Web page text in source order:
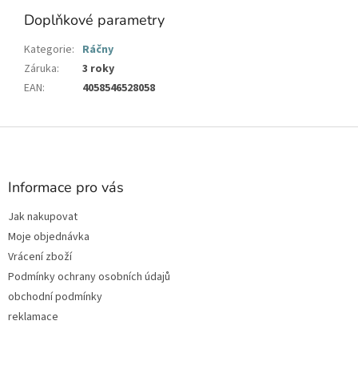
Doplňkové parametry
Kategorie: Ráčny
Záruka:
3 roky
EAN: 4058546528058
Z
Informace pro vás
Jak nakupovat
Moje objednávka
Vrácení zboží
Podmínky ochrany osobních údajů
obchodní podmínky
reklamace